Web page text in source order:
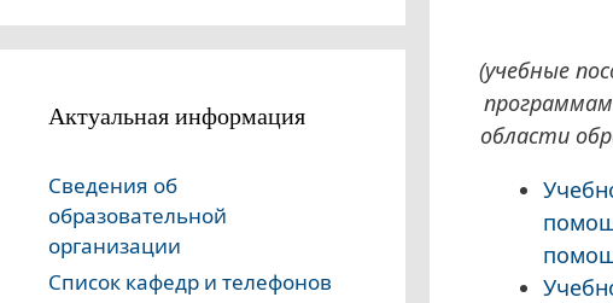
(учебные
области
Актуальная информация
Сведения об
образовательной
организации
Список кафедр и телефонов